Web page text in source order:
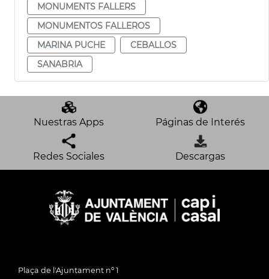
MONUMENTS FALLERS
MONUMENTOS FALLEROS
MARINA PUCHE
CEBALLOS
SANABRIA
Nuestras Apps Páginas de Interés
Redes Sociales Descargas
Plaça de l'Ajuntament nº 1